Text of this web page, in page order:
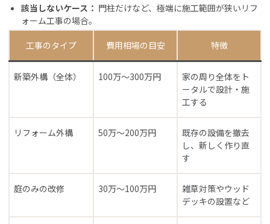
該当しないケース： 門柱だけなど、極端に施工範囲が狭いリフ
ォーム工事の場合。
工事のタイプ 費用相場の目安 特徴
新築外構（全体） 100万〜300万円
家の周り全体をト
ータルで設計・施
工する
リフォーム外構 50万〜200万円
既存の設備を撤去
し、新しく作り直
す
庭のみの改修 30万〜100万円
雑草対策やウッド
デッキの設置など